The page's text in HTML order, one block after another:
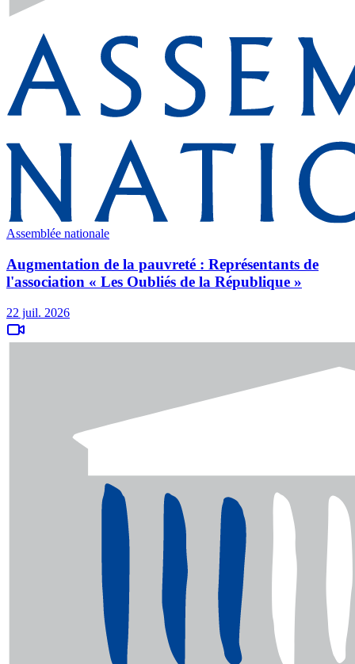
Assemblée nationale
Augmentation de la pauvreté : Représentants de
l'association « Les Oubliés de la République »
22 juil. 2026